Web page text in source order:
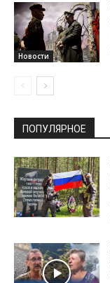
Новости
ПОПУЛЯРНОЕ